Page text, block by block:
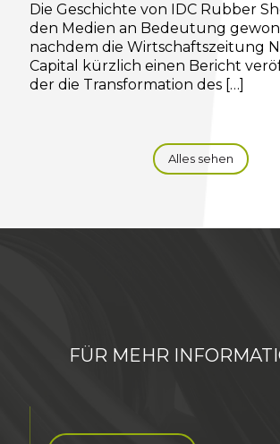
Die Geschichte von IDC Rubber
den Medien an Bedeutung
nachdem die Wirtschaftszeitung
Capital kürzlich einen Bericht
der die Transformation des […]
Alles sehen
FÜR MEHR